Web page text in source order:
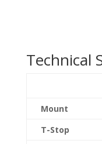
Technical
Mount
T-Stop